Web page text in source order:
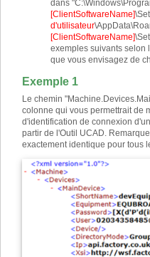
dans
[ClientSoftwareName]
d'utilisateur
[ClientSoftwareName]
exemples suivants selon
que vous envisagez de
Exemple 1
Le chemin
colonne qui vous permettrait de
d'identification de connexion
partir de l'Outil UCAD.
exactement identique pour tous